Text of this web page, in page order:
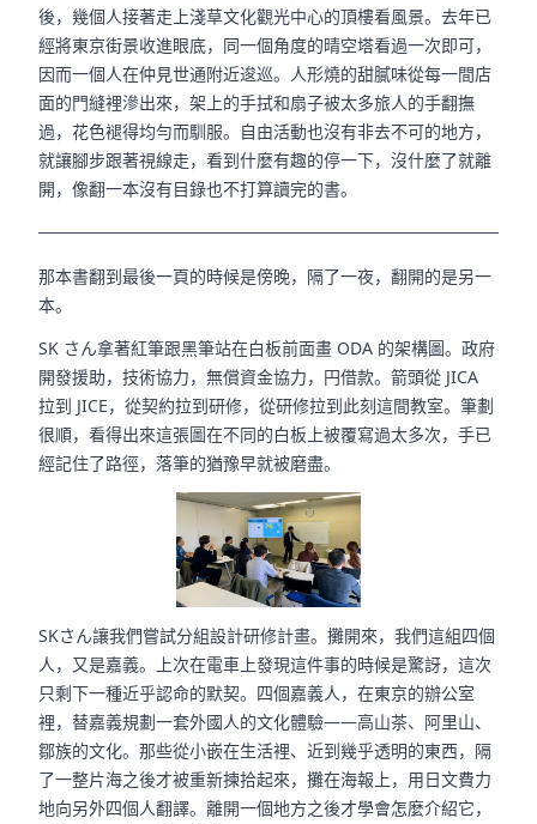
後，幾個人接著走上淺草文化觀光中心的頂樓看風景。去年已
經將東京街景收進眼底，同一個角度的晴空塔看過一次即可，
因而一個人在仲見世通附近逡巡。人形燒的甜膩味從每一間店
面的門縫裡滲出來，架上的手拭和扇子被太多旅人的手翻撫
過，花色褪得均勻而馴服。自由活動也沒有非去不可的地方，
就讓腳步跟著視線走，看到什麼有趣的停一下，沒什麼了就離
開，像翻一本沒有目錄也不打算讀完的書。
那本書翻到最後一頁的時候是傍晚，隔了一夜，翻開的是另一
本。
SK さん拿著紅筆跟黑筆站在白板前面畫 ODA 的架構圖。政府
開發援助，技術協力，無償資金協力，円借款。箭頭從 JICA
拉到 JICE，從契約拉到研修，從研修拉到此刻這間教室。筆劃
很順，看得出來這張圖在不同的白板上被覆寫過太多次，手已
經記住了路徑，落筆的猶豫早就被磨盡。
SKさん讓我們嘗試分組設計研修計畫。攤開來，我們這組四個
人，又是嘉義。上次在電車上發現這件事的時候是驚訝，這次
只剩下一種近乎認命的默契。四個嘉義人，在東京的辦公室
裡，替嘉義規劃一套外國人的文化體驗——高山茶、阿里山、
鄒族的文化。那些從小嵌在生活裡、近到幾乎透明的東西，隔
了一整片海之後才被重新揀拾起來，攤在海報上，用日文費力
地向另外四個人翻譯。離開一個地方之後才學會怎麼介紹它，